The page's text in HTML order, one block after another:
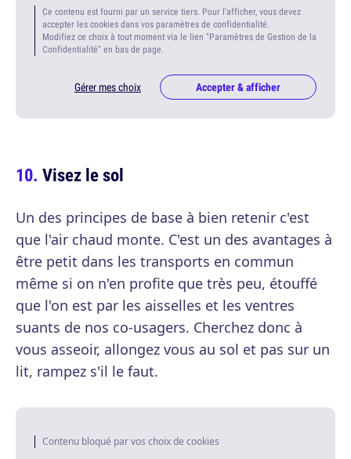
Ce contenu est fourni par un service tiers. Pour l'afficher, vous devez
accepter les cookies dans vos paramètres de confidentialité.
Modifiez ce choix à tout moment via le lien "Paramètres de Gestion de la
Confidentialité" en bas de page.
Gérer mes choix Accepter & afficher
Visez le sol
Un des principes de base à bien retenir c'est
que l'air chaud monte. C'est un des avantages à
être petit dans les transports en commun
même si on n'en profite que très peu, étouffé
que l'on est par les aisselles et les ventres
suants de nos co-usagers. Cherchez donc à
vous asseoir, allongez vous au sol et pas sur un
lit, rampez s'il le faut.
Contenu bloqué par vos choix de cookies